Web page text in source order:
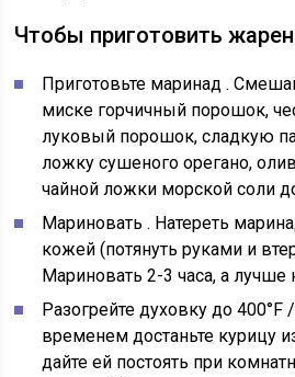
Чтобы приготовить
Приготовьте маринад .
миске горчичный порошок,
луковый порошок, сладкую
ложку сушеного орегано,
чайной ложки морской соли
Мариновать . Натереть
кожей (потянуть руками и
Мариновать 2-3 часа, а лучше
Разогрейте духовку до 400°F /
временем достаньте курицу
дайте ей постоять при